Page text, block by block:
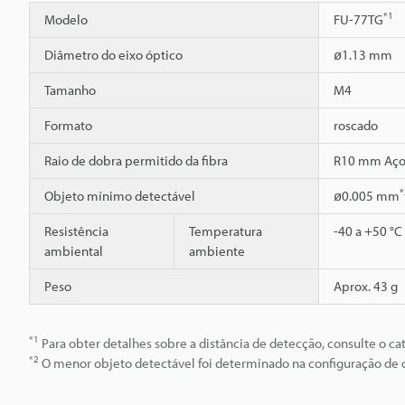
Modelo FU-77TG*1
Diâmetro do eixo óptico ø1.13 mm
Tamanho M4
Formato roscado
Raio de dobra permitido da fibra R10 mm
Objeto mínimo detectável ø0.005 mm
Resistência
ambiental
Temperatura
ambiente
-40 a +50 °C
Peso Aprox. 43 g
*1 Para obter detalhes sobre a distância de detecção, consulte o
*2 O menor objeto detectável foi determinado na configuração